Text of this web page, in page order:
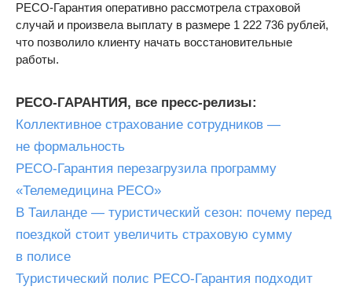
РЕСО-Гарантия оперативно рассмотрела страховой
случай и произвела выплату в размере 1 222 736 рублей,
что позволило клиенту начать восстановительные
работы.
РЕСО-ГАРАНТИЯ, все пресс-релизы:
Коллективное страхование сотрудников —
не формальность
РЕСО-Гарантия перезагрузила программу
«Телемедицина РЕСО»
В Таиланде — туристический сезон: почему перед
поездкой стоит увеличить страховую сумму
в полисе
Туристический полис РЕСО-Гарантия подходит